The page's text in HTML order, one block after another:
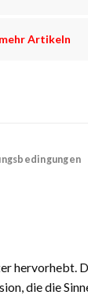
Artikeln
hervorhebt.
die die